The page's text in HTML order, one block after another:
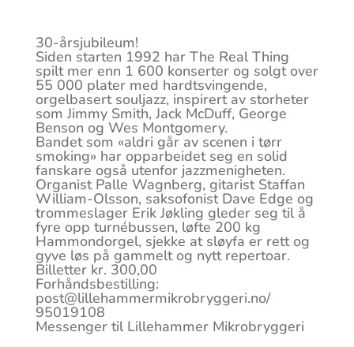
30-årsjubileum!
Siden starten 1992 har The Real Thing
spilt mer enn 1 600 konserter og solgt over
55 000 plater med hardtsvingende,
orgelbasert souljazz, inspirert av storheter
som Jimmy Smith, Jack McDuff, George
Benson og Wes Montgomery.
Bandet som «aldri går av scenen i tørr
smoking» har opparbeidet seg en solid
fanskare også utenfor jazzmenigheten.
Organist Palle Wagnberg, gitarist Staffan
William-Olsson, saksofonist Dave Edge og
trommeslager Erik Jøkling gleder seg til å
fyre opp turnébussen, løfte 200 kg
Hammondorgel, sjekke at sløyfa er rett og
gyve løs på gammelt og nytt repertoar.
Billetter kr. 300,00
Forhåndsbestilling:
post@lillehammermikrobryggeri.no/
95019108
Messenger til Lillehammer Mikrobryggeri